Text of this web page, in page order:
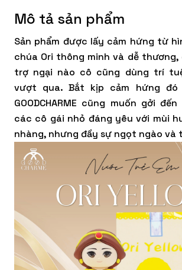
Mô tả sản phẩm
Sản phẩm được lấy cảm hứng từ
chúa Ori thông minh và dễ thương,
trợ ngại nào cô cũng dùng trí
vượt qua. Bắt kịp cảm hứng đó
GOODCHARME cũng muốn gởi
các cô gái nhỏ đáng yêu với mùi
nhàng, nhưng đầy sự ngọt ngào và